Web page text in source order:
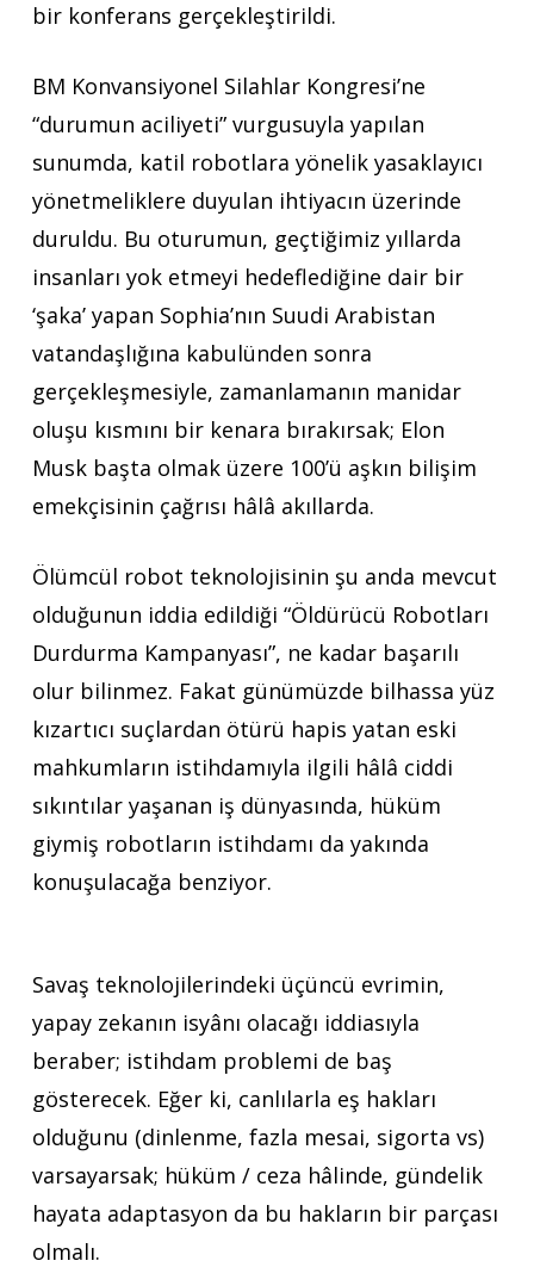
bir konferans gerçekleştirildi.
BM Konvansiyonel Silahlar Kongresi’ne
“durumun aciliyeti” vurgusuyla yapılan
sunumda, katil robotlara yönelik yasaklayıcı
yönetmeliklere duyulan ihtiyacın üzerinde
duruldu. Bu oturumun, geçtiğimiz yıllarda
insanları yok etmeyi hedeflediğine dair bir
‘şaka’ yapan Sophia’nın Suudi Arabistan
vatandaşlığına kabulünden sonra
gerçekleşmesiyle, zamanlamanın manidar
oluşu kısmını bir kenara bırakırsak; Elon
Musk başta olmak üzere 100’ü aşkın bilişim
emekçisinin çağrısı hâlâ akıllarda.
Ölümcül robot teknolojisinin şu anda mevcut
olduğunun iddia edildiği “Öldürücü Robotları
Durdurma Kampanyası”, ne kadar başarılı
olur bilinmez. Fakat günümüzde bilhassa yüz
kızartıcı suçlardan ötürü hapis yatan eski
mahkumların istihdamıyla ilgili hâlâ ciddi
sıkıntılar yaşanan iş dünyasında, hüküm
giymiş robotların istihdamı da yakında
konuşulacağa benziyor.
Savaş teknolojilerindeki üçüncü evrimin,
yapay zekanın isyânı olacağı iddiasıyla
beraber; istihdam problemi de baş
gösterecek. Eğer ki, canlılarla eş hakları
olduğunu (dinlenme, fazla mesai, sigorta vs)
varsayarsak; hüküm / ceza hâlinde, gündelik
hayata adaptasyon da bu hakların bir parçası
olmalı.